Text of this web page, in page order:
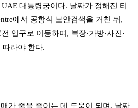
대통령궁이다. 날짜가 정해진 티
에서 공항식 보안검색을 거친 뒤,
입구로 이동하며, 복장·가방·사진·
따라야 한다.
가 줄을 줄이는 데 도움이 되며, 날짜